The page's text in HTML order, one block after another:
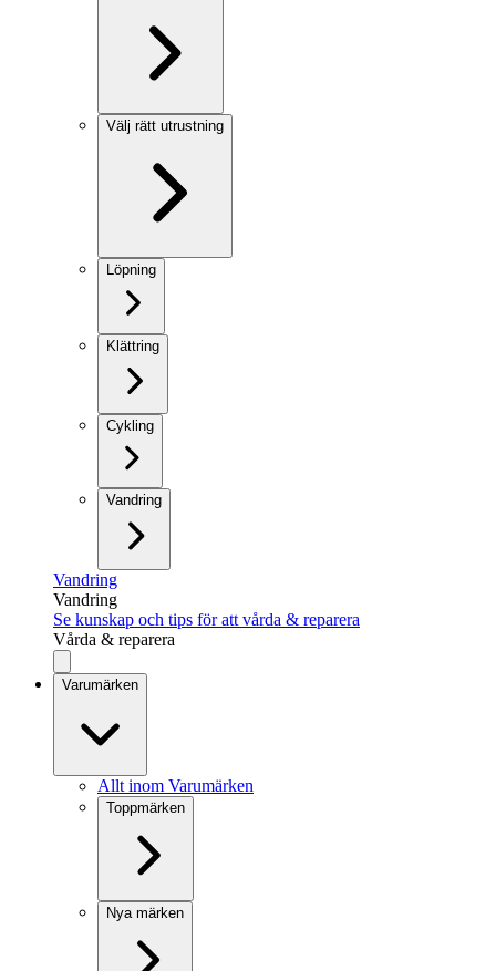
Välj rätt utrustning
Löpning
Klättring
Cykling
Vandring
Vandring
Vandring
Se kunskap och tips för att vårda & reparera
Vårda & reparera
Varumärken
Allt inom Varumärken
Toppmärken
Nya märken